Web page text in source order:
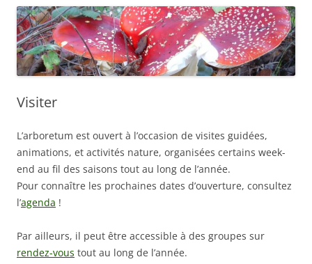
Visiter
L’arboretum est ouvert à l’occasion de visites guidées,
animations, et activités nature, organisées certains week-
end au fil des saisons tout au long de l’année.
Pour connaître les prochaines dates d’ouverture, consultez
l’agenda !
Par ailleurs, il peut être accessible à des groupes sur
rendez-vous tout au long de l’année.